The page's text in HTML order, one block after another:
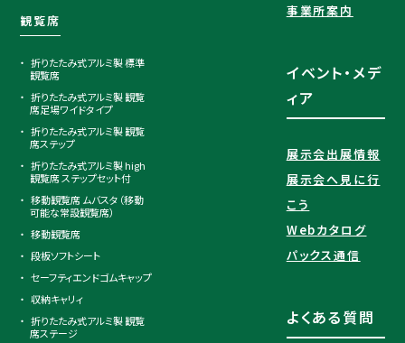
観覧席
折りたたみ式アルミ製 標準
観覧席
折りたたみ式アルミ製 観覧
席足場ワイドタイプ
折りたたみ式アルミ製 観覧
席ステップ
折りたたみ式アルミ製 high
観覧席 ステップセット付
移動観覧席 ムバスタ（移動
可能な常設観覧席）
移動観覧席
段板ソフトシート
セーフティエンドゴムキャップ
収納キャリィ
折りたたみ式アルミ製 観覧
席ステージ
事業所案内
イベント・メデ
ィア
展示会出展情報
展示会へ見に行
こう
Webカタログ
パックス通信
よくある質問